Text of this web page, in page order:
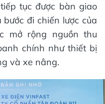
tục được bàn giao
đi chiến lược của
mở rộng nguồn thu
chính như thiết bị
và xe nâng.